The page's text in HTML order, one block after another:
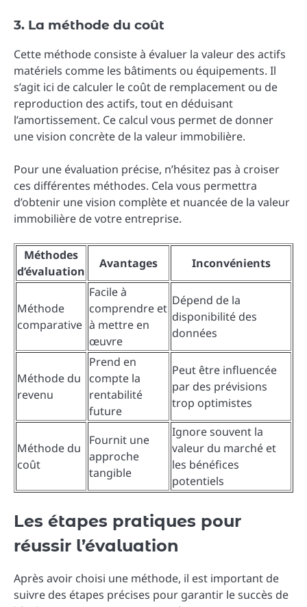
3. La méthode du coût
Cette méthode consiste à évaluer la valeur des actifs
matériels comme les bâtiments ou équipements. Il
s’agit ici de calculer le coût de remplacement ou de
reproduction des actifs, tout en déduisant
l’amortissement. Ce calcul vous permet de donner
une vision concrète de la valeur immobilière.
Pour une évaluation précise, n’hésitez pas à croiser
ces différentes méthodes. Cela vous permettra
d’obtenir une vision complète et nuancée de la valeur
immobilière de votre entreprise.
Méthodes
d’évaluation
Avantages Inconvénients
Méthode
comparative
Facile à
comprendre et
à mettre en
œuvre
Dépend de la
disponibilité des
données
Méthode du
revenu
Prend en
compte la
rentabilité
future
Peut être influencée
par des prévisions
trop optimistes
Méthode du
coût
Fournit une
approche
tangible
Ignore souvent la
valeur du marché et
les bénéfices
potentiels
Les étapes pratiques pour
réussir l’évaluation
Après avoir choisi une méthode, il est important de
suivre des étapes précises pour garantir le succès de